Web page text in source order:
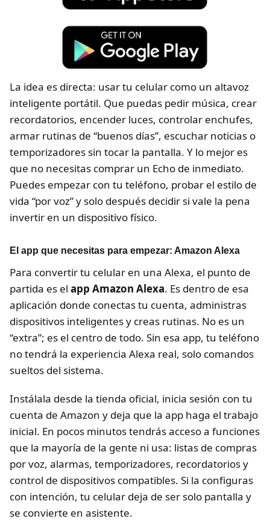
La idea es directa: usar tu celular como un altavoz
inteligente portátil. Que puedas pedir música, crear
recordatorios, encender luces, controlar enchufes,
armar rutinas de “buenos días”, escuchar noticias o
temporizadores sin tocar la pantalla. Y lo mejor es
que no necesitas comprar un Echo de inmediato.
Puedes empezar con tu teléfono, probar el estilo de
vida “por voz” y solo después decidir si vale la pena
invertir en un dispositivo físico.
El app que necesitas para empezar: Amazon Alexa
Para convertir tu celular en una Alexa, el punto de
partida es el app Amazon Alexa. Es dentro de esa
aplicación donde conectas tu cuenta, administras
dispositivos inteligentes y creas rutinas. No es un
“extra”; es el centro de todo. Sin esa app, tu teléfono
no tendrá la experiencia Alexa real, solo comandos
sueltos del sistema.
Instálala desde la tienda oficial, inicia sesión con tu
cuenta de Amazon y deja que la app haga el trabajo
inicial. En pocos minutos tendrás acceso a funciones
que la mayoría de la gente ni usa: listas de compras
por voz, alarmas, temporizadores, recordatorios y
control de dispositivos compatibles. Si la configuras
con intención, tu celular deja de ser solo pantalla y
se convierte en asistente.